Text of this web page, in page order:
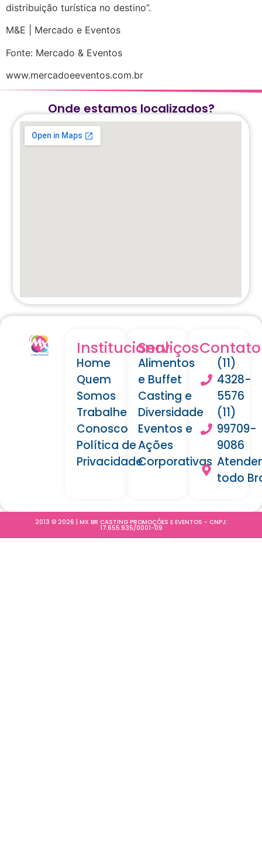
distribuição turística no destino”.
M&E | Mercado e Eventos
Fonte: Mercado & Eventos
www.mercadoeeventos.com.br
Onde estamos localizados?
Institucional
Home
Quem
Somos
Trabalhe
Conosco
Política de
Privacidade
Serviços
Alimentos
e Buffet
Casting e
Diversidade
Eventos e
Ações
Corporativas
Contato
(11)
4328-
5576
(11)
99709-
9086
todo
2013 © 2026 | MX BR CASTING PROMOÇÕES E EVENTOS - CNPJ:
17.655.935/0001-09